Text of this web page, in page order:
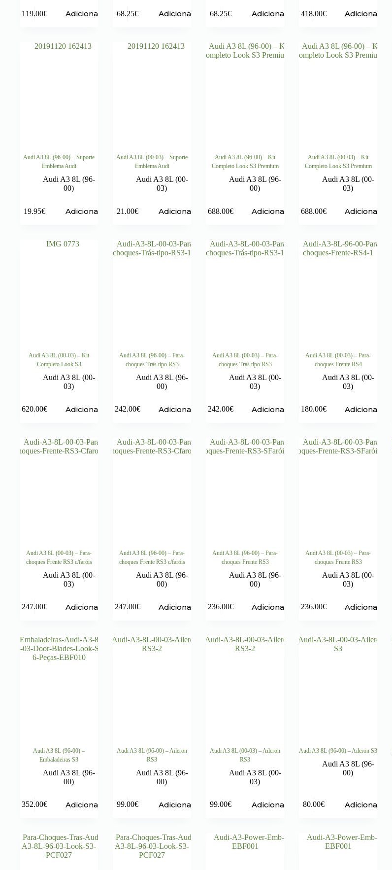
119.00€ Adicionar 68.25€ Adicionar 68.25€ Adicionar 418.00€ Adicionar
Audi A3 8L (96-00) – Suporte
Emblema Audi
Audi A3 8L (96-
00)
19.95€ Adicionar
Audi A3 8L (00-03) – Suporte
Emblema Audi
Audi A3 8L (00-
03)
21.00€ Adicionar
Audi A3 8L (96-00) – Kit
Completo Look S3 Premium
Audi A3 8L (96-
00)
688.00€ Adicionar
Audi A3 8L (00-03) – Kit
Completo Look S3 Premium
Audi A3 8L (00-
03)
688.00€ Adicionar
Audi A3 8L (00-03) – Kit
Completo Look S3
Audi A3 8L (00-
03)
620.00€ Adicionar
Audi A3 8L (96-00) – Para-
choques Trás tipo RS3
Audi A3 8L (96-
00)
242.00€ Adicionar
Audi A3 8L (00-03) – Para-
choques Trás tipo RS3
Audi A3 8L (00-
03)
242.00€ Adicionar
Audi A3 8L (00-03) – Para-
choques Frente RS4
Audi A3 8L (00-
03)
180.00€ Adicionar
Audi A3 8L (00-03) – Para-
choques Frente RS3 c/faróis
Audi A3 8L (00-
03)
247.00€ Adicionar
Audi A3 8L (96-00) – Para-
choques Frente RS3 c/faróis
Audi A3 8L (96-
00)
247.00€ Adicionar
Audi A3 8L (96-00) – Para-
choques Frente RS3
Audi A3 8L (96-
00)
236.00€ Adicionar
Audi A3 8L (00-03) – Para-
choques Frente RS3
Audi A3 8L (00-
03)
236.00€ Adicionar
Audi A3 8L (96-00) –
Embaladeiras S3
Audi A3 8L (96-
00)
352.00€ Adicionar
Audi A3 8L (96-00) – Aileron
RS3
Audi A3 8L (96-
00)
99.00€ Adicionar
Audi A3 8L (00-03) – Aileron
RS3
Audi A3 8L (00-
03)
99.00€ Adicionar
Audi A3 8L (96-00) – Aileron S3
Audi A3 8L (96-
00)
80.00€ Adicionar